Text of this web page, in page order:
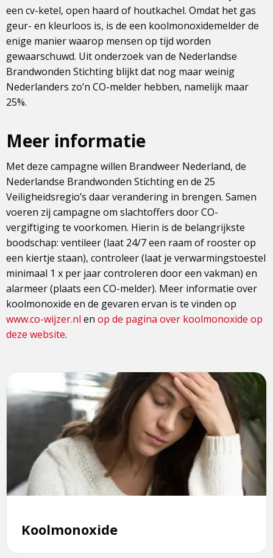
een cv-ketel, open haard of houtkachel. Omdat het gas
geur- en kleurloos is, is de een koolmonoxidemelder de
enige manier waarop mensen op tijd worden
gewaarschuwd. Uit onderzoek van de Nederlandse
Brandwonden Stichting blijkt dat nog maar weinig
Nederlanders zo’n CO-melder hebben, namelijk maar
25%.
Meer informatie
Met deze campagne willen Brandweer Nederland, de
Nederlandse Brandwonden Stichting en de 25
Veiligheidsregio’s daar verandering in brengen. Samen
voeren zij campagne om slachtoffers door CO-
vergiftiging te voorkomen. Hierin is de belangrijkste
boodschap: ventileer (laat 24/7 een raam of rooster op
een kiertje staan), controleer (laat je verwarmingstoestel
minimaal 1 x per jaar controleren door een vakman) en
alarmeer (plaats een CO-melder). Meer informatie over
koolmonoxide en de gevaren ervan is te vinden op
www.co-wijzer.nl en op de pagina over koolmonoxide op
deze website.
Koolmonoxide
meer
over
Koolmonoxide